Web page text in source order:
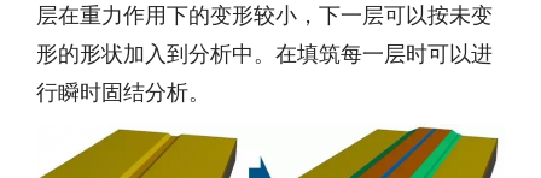
层在重力作用下的变形较小，下一层可以按未变
形的形状加入到分析中。在填筑每一层时可以进
行瞬时固结分析。